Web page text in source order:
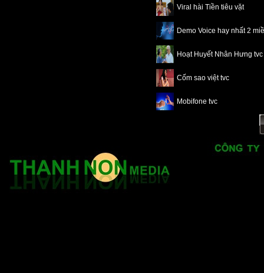
Viral hài Tiền tiêu vặt
Demo Voice hay nhất 2
Hoạt Huyết Nhân Hưng tvc
Cốm sao việt tvc
Mobifone tvc